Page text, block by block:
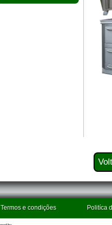
Termos e condições Politíca